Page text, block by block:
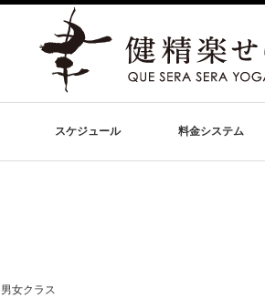
スケジュール 料金システム
女クラス